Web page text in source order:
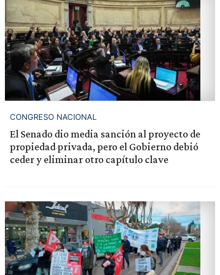
CONGRESO NACIONAL
El Senado dio media sanción al proyecto de
propiedad privada, pero el Gobierno debió
ceder y eliminar otro capítulo clave